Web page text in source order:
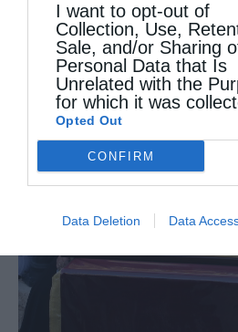
I want to opt-out of
Collection, Use,
Sale, and/or Sharing
Personal Data that Is
Unrelated with the
for which it was
Opted Out
CONFIRM
Data Deletion Data